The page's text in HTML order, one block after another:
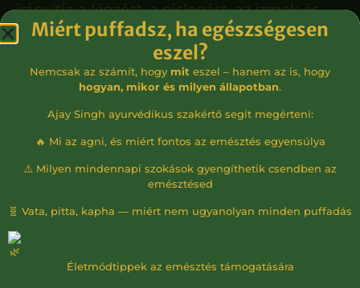
irányítja a légzést, a pislogást, az izmok és
szövetek mozgását és az idegsejtek
impulzusainak mozgását. Ugyancsak a vata
irányítja az olyan érzéseket és érzelmeket,
mint a frissesség, az idegesség, a félelem, a
testben túl sok vata keletkezik, ezeken a
területeken halmozódik fel.
Miért puffadsz, ha egészségesen
eszel?
Nemcsak az számít, hogy mit eszel – hanem az is, hogy
hogyan, mikor és milyen állapotban.
Ajay Singh ayurvédikus szakértő segít megérteni:
🔥 Mi az agni, és miért fontos az emésztés egyensúlya
⚠️ Milyen mindennapi szokások gyengíthetik csendben az
emésztésed
🧬 Vata, pitta, kapha — miért nem ugyanolyan minden puffadás
Életmódtippek az emésztés támogatására